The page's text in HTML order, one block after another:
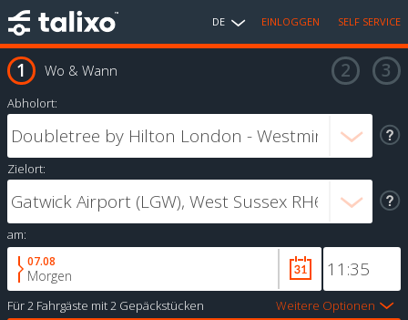
DE EINLOGGEN SELF SERVICE
Wo & Wann
Abholort:
Zielort:
am:
07.08
Morgen
Für2 Fahrgäste mit2 Gepäckstücken Weitere Optionen